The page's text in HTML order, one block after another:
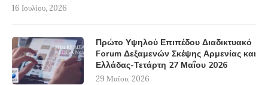
16 Ιουλίου, 2026
Πρώτο Υψηλού Επιπέδου Διαδικτυακό
Forum Δεξαμενών Σκέψης Αρμενίας και
Ελλάδας-Τετάρτη 27 Μαΐου 2026
29 Μαΐου, 2026